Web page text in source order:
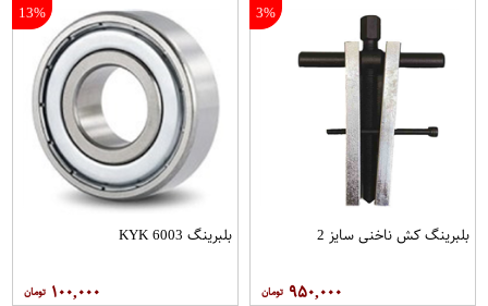
3%
بلبرینگ کش ناخنی سایز 2
۹۵۰,۰۰۰
13%
بلبرینگ 6003 KYK
۱۰۰,۰۰۰